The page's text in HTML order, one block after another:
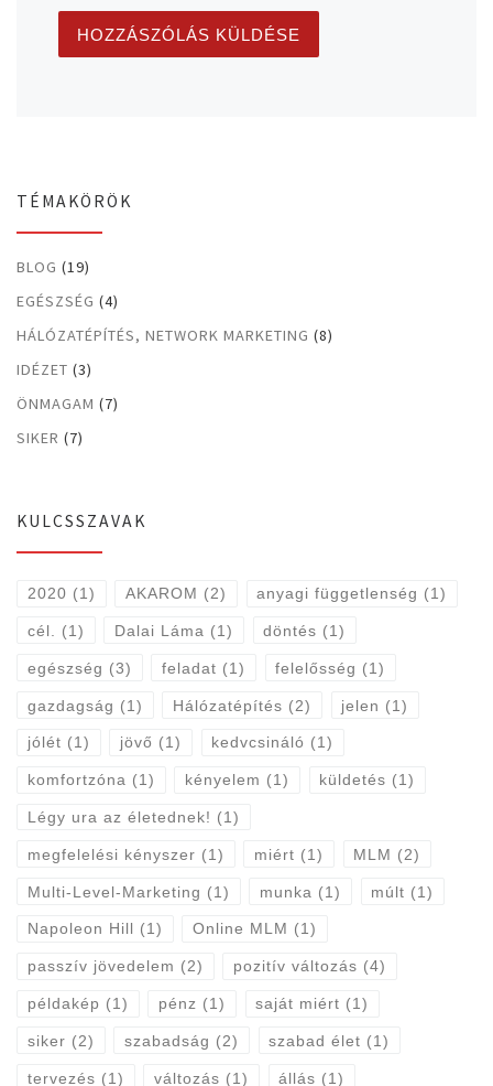
TÉMAKÖRÖK
BLOG (19)
EGÉSZSÉG (4)
HÁLÓZATÉPÍTÉS, NETWORK MARKETING (8)
IDÉZET (3)
ÖNMAGAM (7)
SIKER (7)
KULCSSZAVAK
2020 (1) AKAROM (2) anyagi függetlenség (1)
cél. (1) Dalai Láma (1) döntés (1)
egészség (3) feladat (1) felelősség (1)
gazdagság (1) Hálózatépítés (2) jelen (1)
jólét (1) jövő (1) kedvcsináló (1)
komfortzóna (1) kényelem (1) küldetés (1)
Légy ura az életednek! (1)
megfelelési kényszer (1) miért (1) MLM (2)
Multi-Level-Marketing (1) munka (1) múlt (1)
Napoleon Hill (1) Online MLM (1)
passzív jövedelem (2) pozitív változás (4)
példakép (1) pénz (1) saját miért (1)
siker (2) szabadság (2) szabad élet (1)
tervezés (1) változás (1) állás (1)